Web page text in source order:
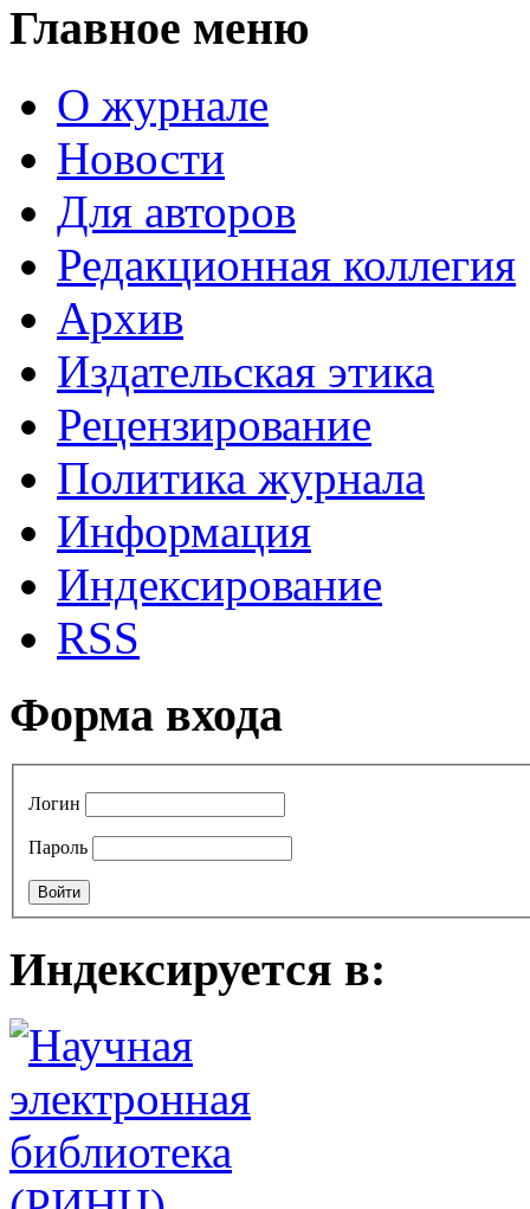
Главное меню
О журнале
Новости
Для авторов
Редакционная коллегия
Архив
Издательская этика
Рецензирование
Политика журнала
Информация
Индексирование
RSS
Форма входа
Логин
Пароль
Индексируется в: